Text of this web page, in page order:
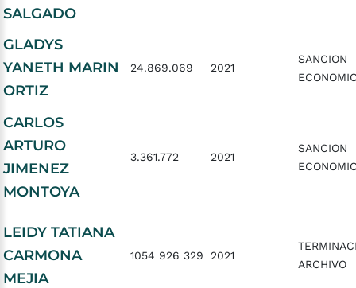
SALGADO
GLADYS
YANETH MARIN
ORTIZ
24.869.069 2021
SANCION
CARLOS
ARTURO
JIMENEZ
MONTOYA
3.361.772 2021
SANCION
LEIDY TATIANA
CARMONA
MEJIA
1054 926 329 2021
ARCHIVO